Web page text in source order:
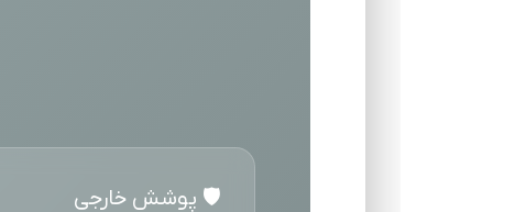
🛡️ پوشش خارجی